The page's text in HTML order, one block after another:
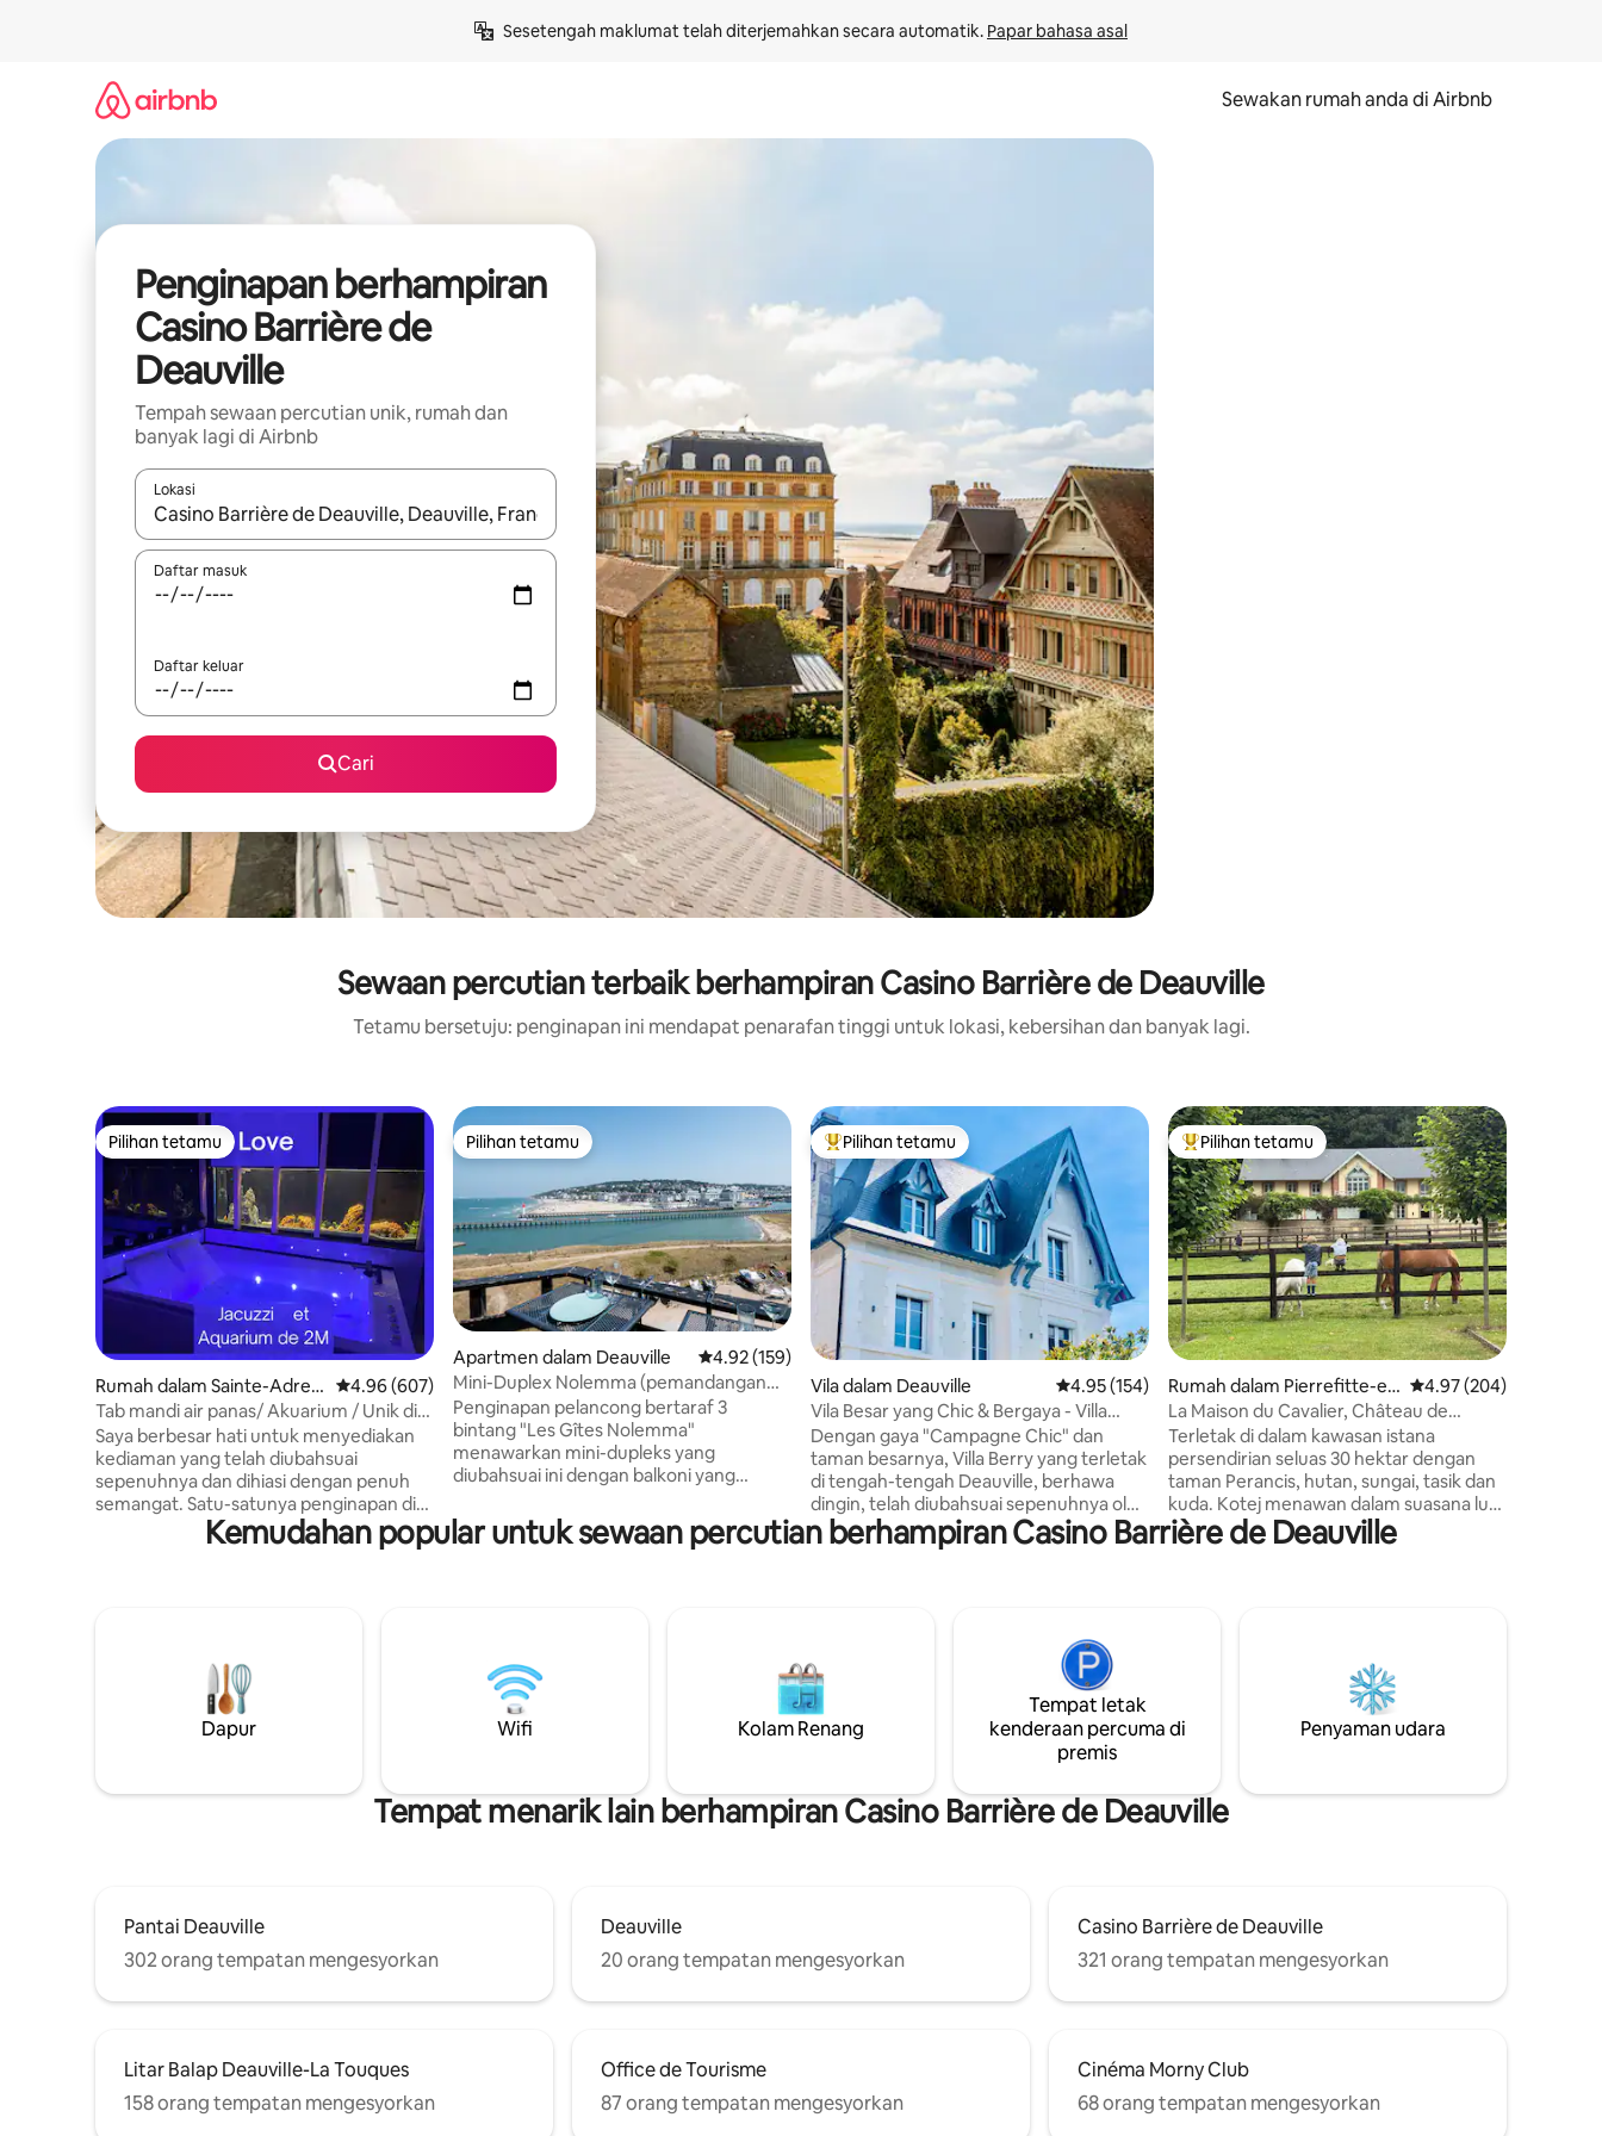
Sesetengah maklumat telah diterjemahkan secara automatik. Papar bahasa asal
Sewakan rumah anda di Airbnb
Penginapan berhampiran
Casino Barrière de
Deauville
Tempah sewaan percutian unik, rumah dan
banyak lagi di Airbnb
Lokasi
Apabila hasil tersedia, navigasi dengan kekunci anak panah atas dan bawah atau teroka dengan sentuhan atau gerak leret.
Daftar masuk
Daftar keluar
Cari
Sewaan percutian terbaik berhampiran Casino Barrière de Deauville
Tetamu bersetuju: penginapan ini mendapat penarafan tinggi untuk lokasi, kebersihan dan banyak lagi.
Pilihan tetamu
Pilihan tetamu
Rumah dalam Sainte-Adres
se
Penarafan purata 4.96 daripada 5, 607 ulasan
4.96 (607)
Tab mandi air panas/ Akuarium / Unik di
perancis
Saya berbesar hati untuk menyediakan
kediaman yang telah diubahsuai
sepenuhnya dan dihiasi dengan penuh
semangat. Satu-satunya penginapan di
Perancis dengan akuarium. Akuarium ini
tidak membuat bising. Jangan teragak-
akan dijelaskan dengan baik kepada anda
dalam kandungan mesej saya (selepas
tempahan anda), supaya anda tidak ada
sebarang soalan dalam fikiran, untuk
Pilihan tetamu
Pilihan tetamu
Apartmen dalam Deauville Penarafan purata 4.92 daripada 5, 159 ulasan
4.92 (159)
Mini-Duplex Nolemma (pemandangan
laut + spa + tempat letak kereta)
Penginapan pelancong bertaraf 3
bintang "Les Gîtes Nolemma"
menawarkan mini-dupleks yang
diubahsuai ini dengan balkoni yang
pantai Trouville-sur-Mer yang
menakjubkan. Kapasiti maksimum: 2
di dalam tab mandi pusaran air. Hadiah
alu-aluan. Cadar tilam dan tuala mandi
berkualiti disediakan. Kebersihan yang
Pilihan utama tetamu
Pilihan tetamu
Vila dalam Deauville Penarafan purata 4.95 daripada 5, 154 ulasan
4.95 (154)
Vila Besar yang Chic & Bergaya - Villa
Berry
Dengan gaya "Campagne Chic" dan
taman besarnya, Villa Berry yang terletak
di tengah-tengah Deauville, berhawa
dingin, telah diubahsuai sepenuhnya oleh
arkitek terkenal. Rumah Anglo-Norman
1900 ini mendapat manfaat daripada
bilik pawagam menyediakan detik-detik
mesra yang tidak dapat dilupakan. Villa
Berry, yang terletak hanya 400 meter
dari laut di Deauville, mengalu-alukan
anda untuk penginapan dengan rakan,
keluarga, seminar, atau hujung minggu.
Pilihan utama tetamu
Pilihan tetamu
Rumah dalam Pierrefitte-en
-Auge
Penarafan purata 4.97
4.97 (204)
La Maison du Cavalier, Château de
l'Avenue
Terletak di dalam kawasan istana
persendirian seluas 30 hektar dengan
taman Perancis, hutan, sungai, tasik dan
kuda. Kotej menawan dalam suasana luar
biasa di pintu gerbang Deauville dan di
kaki kampung kecil yang indah,
antarabangsa boleh bertutur dalam
beberapa bahasa. Berhampiran dengan
restoran yang hebat. Menunggang kuda.
Memancing. Mendaki. Pokok epal, kami
Kemudahan popular untuk sewaan percutian berhampiran Casino Barrière de Deauville
Dapur Wifi Kolam Renang
Tempat letak
kenderaan percuma di
premis
Penyaman udara
Tempat menarik lain berhampiran Casino Barrière de Deauville
Pantai Deauville
302 orang tempatan mengesyorkan
Deauville
20 orang tempatan mengesyorkan
Casino Barrière de Deauville
321 orang tempatan mengesyorkan
Litar Balap Deauville-La Touques
158 orang tempatan mengesyorkan
Office de Tourisme
87 orang tempatan mengesyorkan
Cinéma Morny Club
68 orang tempatan mengesyorkan